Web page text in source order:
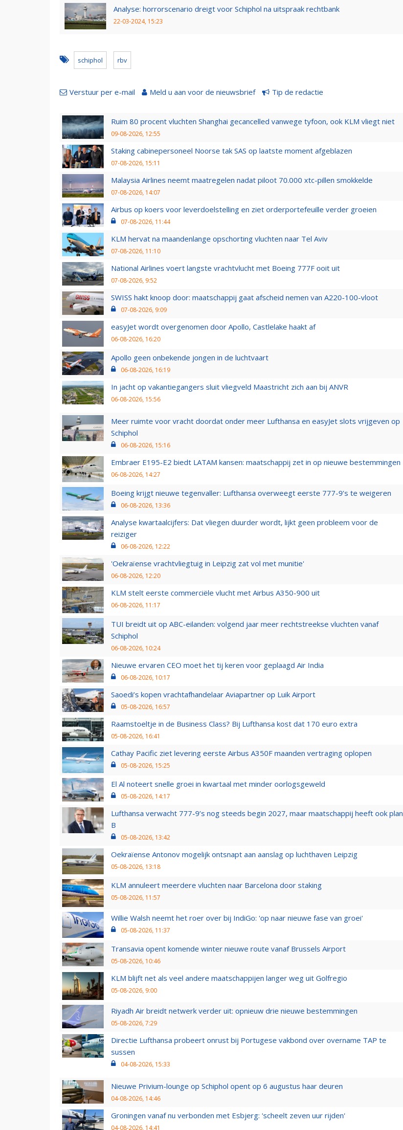
Analyse: horrorscenario dreigt voor Schiphol na uitspraak rechtbank
22-03-2024, 15:23
schiphol rbv
Verstuur per e-mail Meld u aan voor de nieuwsbrief Tip de redactie
Ruim 80 procent vluchten Shanghai gecancelled vanwege tyfoon, ook KLM vliegt niet
09-08-2026, 12:55
Staking cabinepersoneel Noorse tak SAS op laatste moment afgeblazen
07-08-2026, 15:11
Malaysia Airlines neemt maatregelen nadat piloot 70.000 xtc-pillen smokkelde
07-08-2026, 14:07
Airbus op koers voor leverdoelstelling en ziet orderportefeuille verder groeien
07-08-2026, 11:44
KLM hervat na maandenlange opschorting vluchten naar Tel Aviv
07-08-2026, 11:10
National Airlines voert langste vrachtvlucht met Boeing 777F ooit uit
07-08-2026, 9:52
SWISS hakt knoop door: maatschappij gaat afscheid nemen van A220-100-vloot
07-08-2026, 9:09
easyJet wordt overgenomen door Apollo, Castlelake haakt af
06-08-2026, 16:20
Apollo geen onbekende jongen in de luchtvaart
06-08-2026, 16:19
In jacht op vakantiegangers sluit vliegveld Maastricht zich aan bij ANVR
06-08-2026, 15:56
Meer ruimte voor vracht doordat onder meer Lufthansa en easyJet slots vrijgeven op
Schiphol
06-08-2026, 15:16
Embraer E195-E2 biedt LATAM kansen: maatschappij zet in op nieuwe bestemmingen
06-08-2026, 14:27
Boeing krijgt nieuwe tegenvaller: Lufthansa overweegt eerste 777-9’s te weigeren
06-08-2026, 13:36
Analyse kwartaalcijfers: Dat vliegen duurder wordt, lijkt geen probleem voor de
reiziger
06-08-2026, 12:22
'Oekraïense vrachtvliegtuig in Leipzig zat vol met munitie'
06-08-2026, 12:20
KLM stelt eerste commerciële vlucht met Airbus A350-900 uit
06-08-2026, 11:17
TUI breidt uit op ABC-eilanden: volgend jaar meer rechtstreekse vluchten vanaf
Schiphol
06-08-2026, 10:24
Nieuwe ervaren CEO moet het tij keren voor geplaagd Air India
06-08-2026, 10:17
Saoedi’s kopen vrachtafhandelaar Aviapartner op Luik Airport
05-08-2026, 16:57
Raamstoeltje in de Business Class? Bij Lufthansa kost dat 170 euro extra
05-08-2026, 16:41
Cathay Pacific ziet levering eerste Airbus A350F maanden vertraging oplopen
05-08-2026, 15:25
El Al noteert snelle groei in kwartaal met minder oorlogsgeweld
05-08-2026, 14:17
Lufthansa verwacht 777-9’s nog steeds begin 2027, maar maatschappij heeft ook plan
B
05-08-2026, 13:42
Oekraïense Antonov mogelijk ontsnapt aan aanslag op luchthaven Leipzig
05-08-2026, 13:18
KLM annuleert meerdere vluchten naar Barcelona door staking
05-08-2026, 11:57
Willie Walsh neemt het roer over bij IndiGo: 'op naar nieuwe fase van groei'
05-08-2026, 11:37
Transavia opent komende winter nieuwe route vanaf Brussels Airport
05-08-2026, 10:46
KLM blijft net als veel andere maatschappijen langer weg uit Golfregio
05-08-2026, 9:00
Riyadh Air breidt netwerk verder uit: opnieuw drie nieuwe bestemmingen
05-08-2026, 7:29
Directie Lufthansa probeert onrust bij Portugese vakbond over overname TAP te
sussen
04-08-2026, 15:33
Nieuwe Privium-lounge op Schiphol opent op 6 augustus haar deuren
04-08-2026, 14:46
Groningen vanaf nu verbonden met Esbjerg: 'scheelt zeven uur rijden'
04-08-2026, 14:41